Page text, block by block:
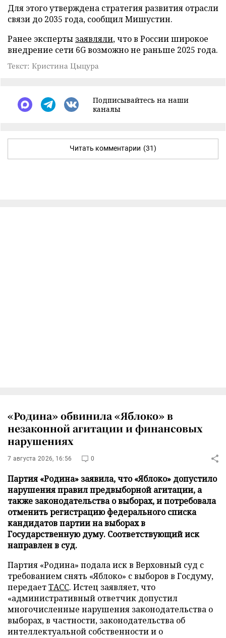
Для этого утверждена стратегия развития отрасли
связи до 2035 года, сообщил Мишустин.
Ранее эксперты заявляли, что в России широкое
внедрение сети 6G возможно не раньше 2025 года.
Текст: Кристина Цыцура
Подписывайтесь на наши
каналы
Читать комментарии (31)
«Родина» обвинила «Яблоко» в
незаконной агитации и финансовых
нарушениях
7 августа 2026, 16:56 0
Партия «Родина» заявила, что «Яблоко» допустило
нарушения правил предвыборной агитации, а
также законодательства о выборах, и потребовала
отменить регистрацию федерального списка
кандидатов партии на выборах в
Государственную думу. Соответствующий иск
направлен в суд.
Партия «Родина» подала иск в Верховный суд с
требованием снять «Яблоко» с выборов в Госдуму,
передаетТАСС. Истец заявляет, что
«административный ответчик допустил
многочисленные нарушения законодательства о
выборах, в частности, законодательства об
интеллектуальной собственности и о